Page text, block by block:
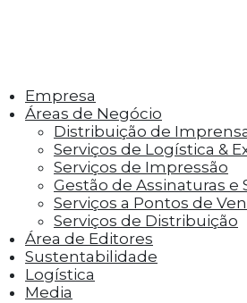
com base nas
Empresa
Áreas de Negócio
Distribuição de
Serviços de Logística &
Serviços de Impressão
Gestão de Assinaturas e
Serviços a Pontos de
Serviços de Distribuição
Área de Editores
Sustentabilidade
Logística
Media